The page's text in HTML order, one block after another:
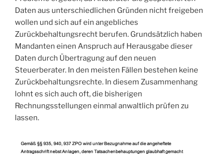
Daten aus unterschiedlichen Gründen nicht freigeben
wollen und sich auf ein angebliches
Zurückbehaltungsrecht berufen. Grundsätzlich haben
Mandanten einen Anspruch auf Herausgabe dieser
Daten durch Übertragung auf den neuen
Steuerberater. In den meisten Fällen bestehen keine
Zurückbehaltungsrechte. In diesem Zusammenhang
lohnt es sich auch oft, die bisherigen
Rechnungsstellungen einmal anwaltlich prüfen zu
lassen.